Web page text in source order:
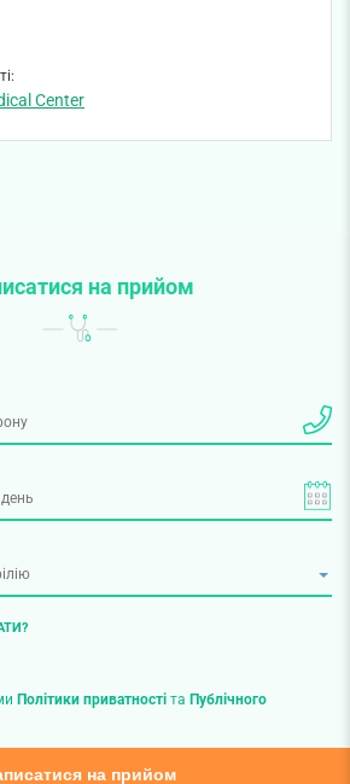
Center
на прийом
Політики приватностіта Публічного
на прийом